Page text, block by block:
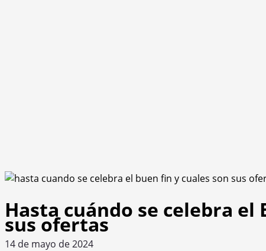
Hasta cuándo se celebra el
sus ofertas
14 de mayo de 2024